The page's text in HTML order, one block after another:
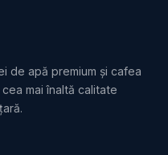
de apă premium și cafea
mai înaltă calitate